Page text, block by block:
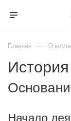
Главная — О
Начало